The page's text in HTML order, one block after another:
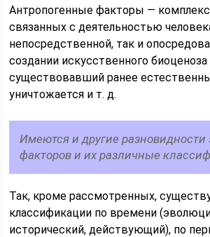
Антропогенные факторы —
связанных с деятельностью
непосредственной, так и
создании искусственного
существовавший ранее
уничтожается и т. д.
Имеются и другие разновидности
факторов и их различные
Так, кроме рассмотренных,
классификации по времени
исторический, действующий), по